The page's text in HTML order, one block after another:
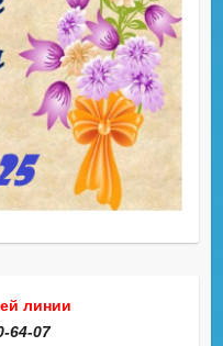
линии
64-07